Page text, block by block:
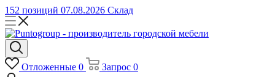
152 позиций 07.08.2026 Склад
Отложенные 0 Запрос 0